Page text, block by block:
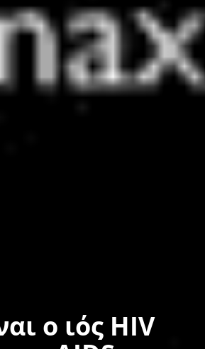
ο ιός HIV